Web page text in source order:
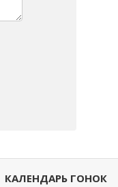
КАЛЕНДАРЬ ГОНОК